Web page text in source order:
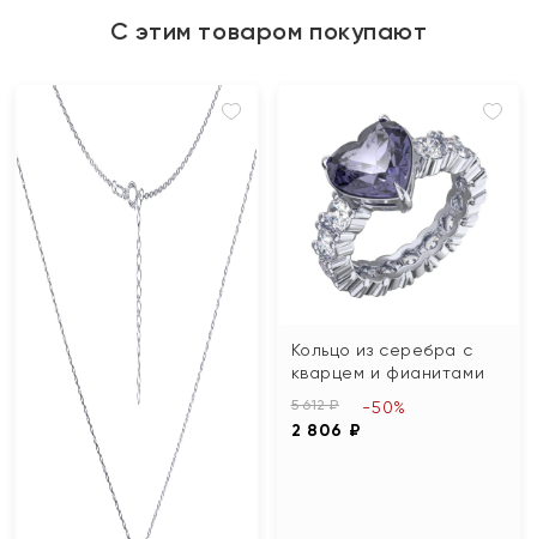
С этим товаром покупают
Кольцо из серебра с
кварцем и фианитами
5 612 ₽
2 806 ₽
-50%